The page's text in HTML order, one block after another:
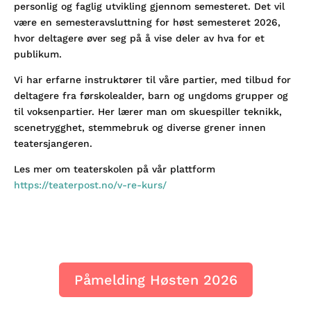
personlig og faglig utvikling gjennom semesteret. Det vil
være en semesteravsluttning for høst semesteret 2026,
hvor deltagere øver seg på å vise deler av hva for et
publikum.
Vi har erfarne instruktører til våre partier, med tilbud for
deltagere fra førskolealder, barn og ungdoms grupper og
til voksenpartier. Her lærer man om skuespiller teknikk,
scenetrygghet, stemmebruk og diverse grener innen
teatersjangeren.
Les mer om teaterskolen på vår plattform
https://teaterpost.no/v-re-kurs/
Påmelding Høsten 2026